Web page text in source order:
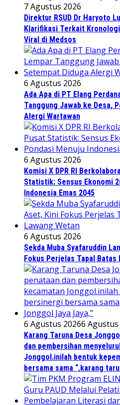
7 Agustus 2026
Direktur RSUD Dr Haryoto
Klarifikasi Terkait
Viral di Medsos
6 Agustus 2026
Ada Apa di PT Elang
Tanggung Jawab ke Desa,
Alergi Wartawan
6 Agustus 2026
Komisi X DPR RI
Statistik: Sensus Ekonomi
Indonesia Emas 2045
6 Agustus 2026
Sekda Muba Syafaruddin
Fokus Perjelas Tapal Batas
6 Agustus 20266 Agustus
Karang Taruna Desa
dan pembersihan
Jonggol.inilah bentuk
bersama sama “,karang